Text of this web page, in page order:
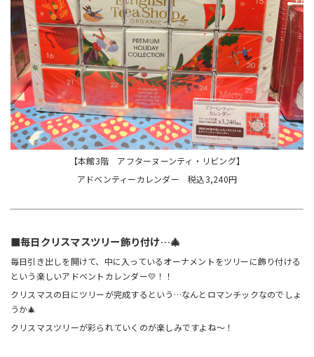
【本館3階 アフターヌーンティ・リビング】
アドベンティーカレンダー 税込3,240円
■毎日クリスマスツリー飾り付け…🎄
毎日引き出しを開けて、中に入っているオーナメントをツリーに飾り付ける
という楽しいアドベントカレンダー💛！！
クリスマスの日にツリーが完成するという…なんとロマンチックなのでしょ
うか🎄
クリスマスツリーが彩られていくのが楽しみですよね～！